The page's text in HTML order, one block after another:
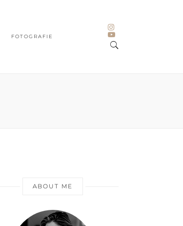
FOTOGRAFIE
ABOUT ME